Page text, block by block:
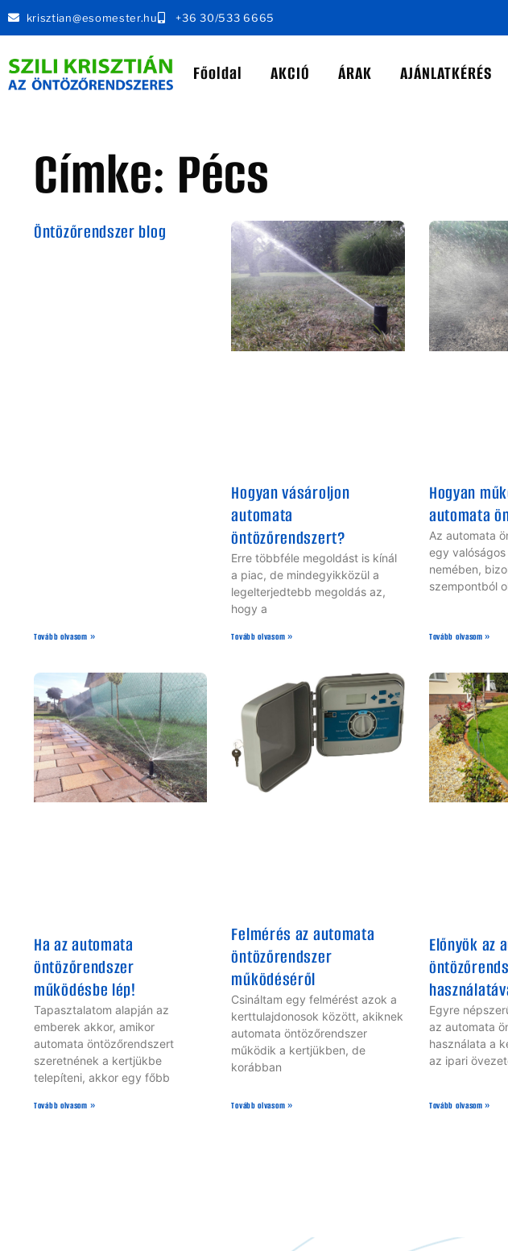
krisztian@esomester.hu +36 30/533 6665
Főoldal AKCIÓ ÁRAK AJÁNLATKÉRÉS
Címke: Pécs
Öntözőrendszer blog
Tovább olvasom »
Hogyan vásároljon
automata
öntözőrendszert?
Erre többféle megoldást is kínál
a piac, de mindegyikközül a
legelterjedtebb megoldás az,
hogy a
Tovább olvasom »
Hogyan
automata
Az automata
egy
nemében,
szempontból
Tovább olvasom »
Ha az automata
öntözőrendszer
működésbe lép!
Tapasztalatom alapján az
emberek akkor, amikor
automata öntözőrendszert
szeretnének a kertjükbe
telepíteni, akkor egy főbb
Tovább olvasom »
Felmérés az automata
öntözőrendszer
működéséről
Csináltam egy felmérést azok a
kerttulajdonosok között, akiknek
automata öntözőrendszer
működik a kertjükben, de
korábban
Tovább olvasom »
Előnyök az
Egyre
az automata
használata a
az ipari
Tovább olvasom »